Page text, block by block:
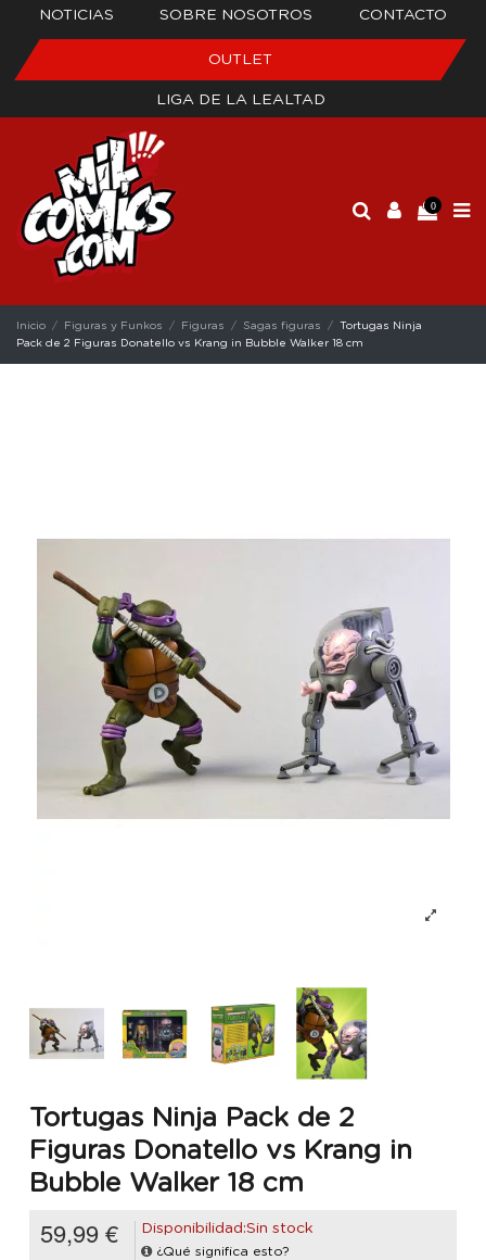
NOTICIAS SOBRE NOSOTROS CONTACTO
OUTLET
LIGA DE LA LEALTAD
0
Inicio Figuras y Funkos Figuras Sagas figuras
Tortugas Ninja
Pack de 2 Figuras Donatello vs Krang in Bubble Walker 18 cm
Tortugas Ninja Pack de 2
Figuras Donatello vs Krang in
Bubble Walker 18 cm
59,99 € Disponibilidad:Sin stock
¿Qué significa esto?